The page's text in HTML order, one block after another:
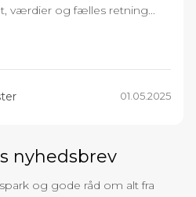
værdier og fælles retning...
01.05.2025
nyhedsbrev
og gode råd om alt fra